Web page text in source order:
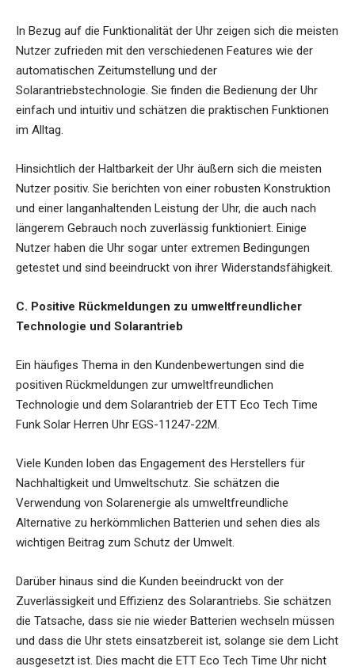
In Bezug auf die Funktionalität der Uhr zeigen sich die meisten
Nutzer zufrieden mit den verschiedenen Features wie der
automatischen Zeitumstellung und der
Solarantriebstechnologie. Sie finden die Bedienung der Uhr
einfach und intuitiv und schätzen die praktischen Funktionen
im Alltag.
Hinsichtlich der Haltbarkeit der Uhr äußern sich die meisten
Nutzer positiv. Sie berichten von einer robusten Konstruktion
und einer langanhaltenden Leistung der Uhr, die auch nach
längerem Gebrauch noch zuverlässig funktioniert. Einige
Nutzer haben die Uhr sogar unter extremen Bedingungen
getestet und sind beeindruckt von ihrer Widerstandsfähigkeit.
C. Positive Rückmeldungen zu umweltfreundlicher
Technologie und Solarantrieb
Ein häufiges Thema in den Kundenbewertungen sind die
positiven Rückmeldungen zur umweltfreundlichen
Technologie und dem Solarantrieb der ETT Eco Tech Time
Funk Solar Herren Uhr EGS-11247-22M.
Viele Kunden loben das Engagement des Herstellers für
Nachhaltigkeit und Umweltschutz. Sie schätzen die
Verwendung von Solarenergie als umweltfreundliche
Alternative zu herkömmlichen Batterien und sehen dies als
wichtigen Beitrag zum Schutz der Umwelt.
Darüber hinaus sind die Kunden beeindruckt von der
Zuverlässigkeit und Effizienz des Solarantriebs. Sie schätzen
die Tatsache, dass sie nie wieder Batterien wechseln müssen
und dass die Uhr stets einsatzbereit ist, solange sie dem Licht
ausgesetzt ist. Dies macht die ETT Eco Tech Time Uhr nicht